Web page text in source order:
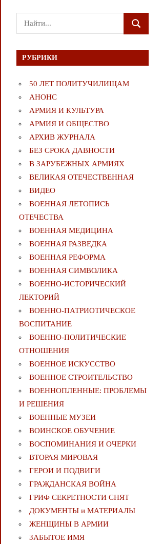
Поиск
для:
ПОИСК
РУБРИКИ
50 ЛЕТ ПОЛИТУЧИЛИЩАМ
АНОНС
АРМИЯ И КУЛЬТУРА
АРМИЯ И ОБЩЕСТВО
АРХИВ ЖУРНАЛА
БЕЗ СРОКА ДАВНОСТИ
В ЗАРУБЕЖНЫХ АРМИЯХ
ВЕЛИКАЯ ОТЕЧЕСТВЕННАЯ
ВИДЕО
ВОЕННАЯ ЛЕТОПИСЬ
ОТЕЧЕСТВА
ВОЕННАЯ МЕДИЦИНА
ВОЕННАЯ РАЗВЕДКА
ВОЕННАЯ РЕФОРМА
ВОЕННАЯ СИМВОЛИКА
ВОЕННО-ИСТОРИЧЕСКИЙ
ЛЕКТОРИЙ
ВОЕННО-ПАТРИОТИЧЕСКОЕ
ВОСПИТАНИЕ
ВОЕННО-ПОЛИТИЧЕСКИE
ОТНОШЕНИЯ
ВОЕННОЕ ИСКУССТВО
ВОЕННОЕ СТРОИТЕЛЬСТВО
ВОЕННОПЛЕННЫЕ: ПРОБЛЕМЫ
И РЕШЕНИЯ
ВОЕННЫЕ МУЗЕИ
ВОИНСКОЕ ОБУЧЕНИЕ
ВОСПОМИНАНИЯ И ОЧЕРКИ
ВТОРАЯ МИРОВАЯ
ГЕРОИ И ПОДВИГИ
ГРАЖДАНСКАЯ ВОЙНА
ГРИФ СЕКРЕТНОСТИ СНЯТ
ДОКУМЕНТЫ и МАТЕРИАЛЫ
ЖЕНЩИНЫ В АРМИИ
ЗАБЫТОЕ ИМЯ